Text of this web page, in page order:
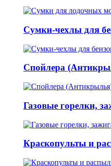
Сумки-чехлы для
Спойлера
Газовые горелки,
Краскопульты и